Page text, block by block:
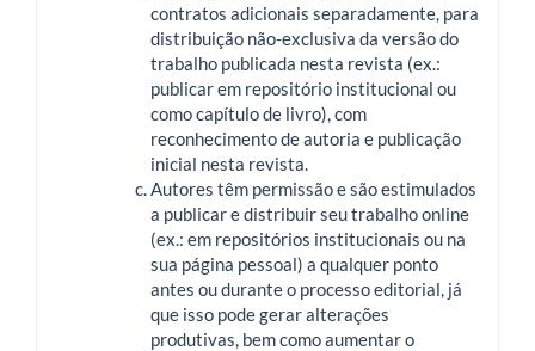
contratos adicionais separadamente, para
distribuição não-exclusiva da versão do
trabalho publicada nesta revista (ex.:
publicar em repositório institucional ou
como capítulo de livro), com
reconhecimento de autoria e publicação
inicial nesta revista.
Autores têm permissão e são estimulados
a publicar e distribuir seu trabalho online
(ex.: em repositórios institucionais ou na
sua página pessoal) a qualquer ponto
antes ou durante o processo editorial, já
que isso pode gerar alterações
produtivas, bem como aumentar o